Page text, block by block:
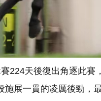
224天後復出角逐此
施展一貫的凌厲後勁，